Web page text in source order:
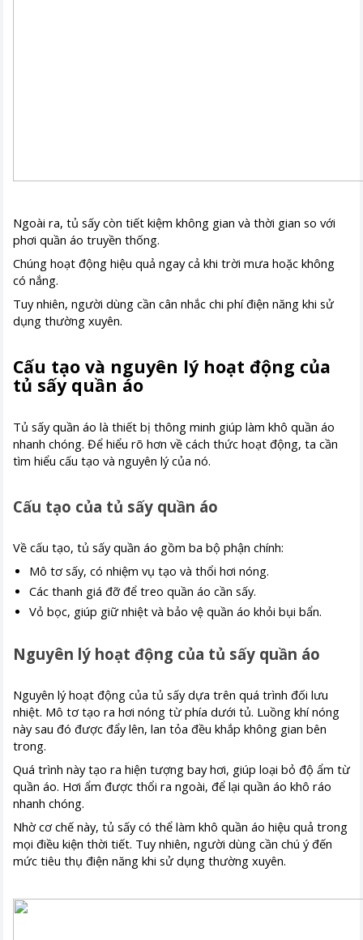
Ngoài ra, tủ sấy còn tiết kiệm không gian và thời gian so với
phơi quần áo truyền thống.
Chúng hoạt động hiệu quả ngay cả khi trời mưa hoặc không
có nắng.
Tuy nhiên, người dùng cần cân nhắc chi phí điện năng khi sử
dụng thường xuyên.
Cấu tạo và nguyên lý hoạt động của
tủ sấy quần áo
Tủ sấy quần áo là thiết bị thông minh giúp làm khô quần áo
nhanh chóng. Để hiểu rõ hơn về cách thức hoạt động, ta cần
tìm hiểu cấu tạo và nguyên lý của nó.
Cấu tạo của tủ sấy quần áo
Về cấu tạo, tủ sấy quần áo gồm ba bộ phận chính:
Mô tơ sấy, có nhiệm vụ tạo và thổi hơi nóng.
Các thanh giá đỡ để treo quần áo cần sấy.
Vỏ bọc, giúp giữ nhiệt và bảo vệ quần áo khỏi bụi bẩn.
Nguyên lý hoạt động của tủ sấy quần áo
Nguyên lý hoạt động của tủ sấy dựa trên quá trình đối lưu
nhiệt. Mô tơ tạo ra hơi nóng từ phía dưới tủ. Luồng khí nóng
này sau đó được đẩy lên, lan tỏa đều khắp không gian bên
trong.
Quá trình này tạo ra hiện tượng bay hơi, giúp loại bỏ độ ẩm từ
quần áo. Hơi ẩm được thổi ra ngoài, để lại quần áo khô ráo
nhanh chóng.
Nhờ cơ chế này, tủ sấy có thể làm khô quần áo hiệu quả trong
mọi điều kiện thời tiết. Tuy nhiên, người dùng cần chú ý đến
mức tiêu thụ điện năng khi sử dụng thường xuyên.